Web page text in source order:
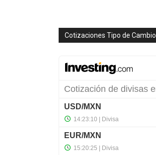
Cotizaciones Tipo de Cambio